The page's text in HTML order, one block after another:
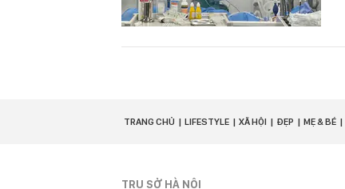
TRANG CHỦ LIFESTYLE XÃ HỘI ĐẸP MẸ & BÉ
TRỤ SỞ HÀ NỘI